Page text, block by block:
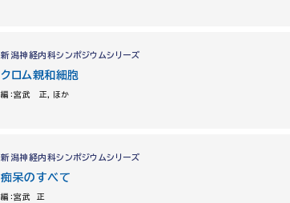
新潟神経内科シンポジウムシリーズ
クロム親和細胞
編：宮武 正，ほか
新潟神経内科シンポジウムシリーズ
痴呆のすべて
編：宮武 正